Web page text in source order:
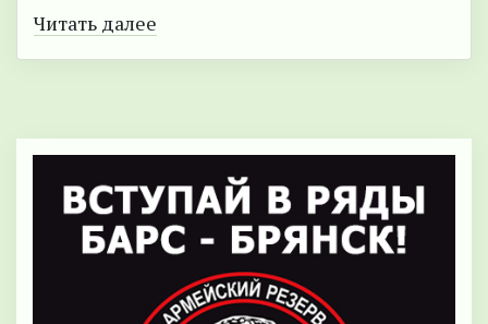
Читать далее